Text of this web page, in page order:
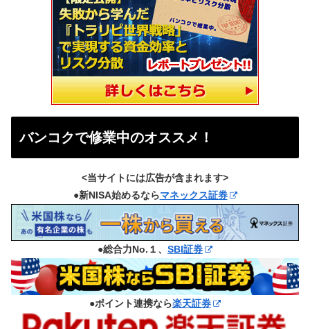
バンコクで修業中のオススメ！
<当サイトには広告が含まれます>
●新NISA始めるならマネックス証券
●総合力No.１、 SBI証券
●ポイント連携なら楽天証券